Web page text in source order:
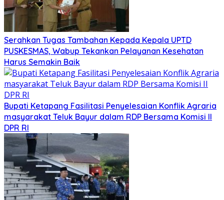
Serahkan Tugas Tambahan Kepada Kepala UPTD
PUSKESMAS, Wabup Tekankan Pelayanan Kesehatan
Harus Semakin Baik
Bupati Ketapang Fasilitasi Penyelesaian Konflik Agraria
masyarakat Teluk Bayur dalam RDP Bersama Komisi II
DPR RI